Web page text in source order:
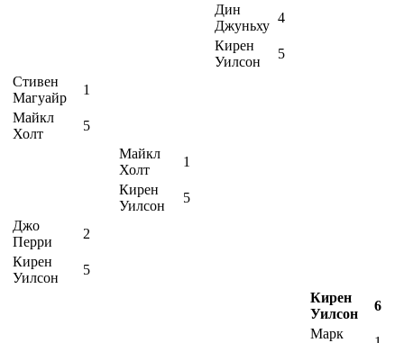
Дин
Джуньху
4
Кирен
Уилсон
5
Стивен
Магуайр
1
Майкл
Холт
5
Майкл
Холт
1
Кирен
Уилсон
5
Джо
Перри
2
Кирен
Уилсон
5
Кирен
Уилсон
6
Марк